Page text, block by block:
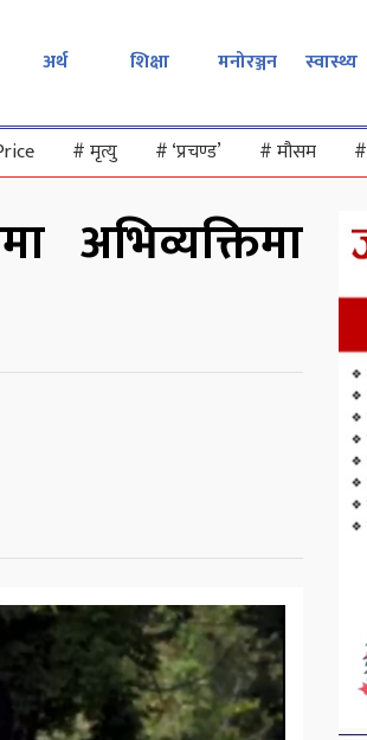
अर्थ शिक्षा मनोरञ्जन स्वास्थ्य
#मृत्यु #‘प्रचण्ड’ #मौसम #
अभिव्यक्तिमा